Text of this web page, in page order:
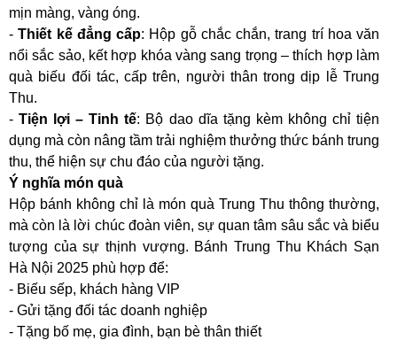
mịn màng, vàng óng.
-Thiết kế đẳng cấp: Hộp gỗ chắc chắn, trang trí hoa văn
nổi sắc sảo, kết hợp khóa vàng sang trọng – thích hợp làm
quà biếu đối tác, cấp trên, người thân trong dịp lễ Trung
Thu.
-Tiện lợi – Tinh tế: Bộ dao dĩa tặng kèm không chỉ tiện
dụng mà còn nâng tầm trải nghiệm thưởng thức bánh trung
thu, thể hiện sự chu đáo của người tặng.
Ý nghĩa món quà
Hộp bánh không chỉ là món quà Trung Thu thông thường,
mà còn là lời chúc đoàn viên, sự quan tâm sâu sắc và biểu
tượng của sự thịnh vượng. Bánh Trung Thu Khách Sạn
Hà Nội 2025 phù hợp để:
- Biếu sếp, khách hàng VIP
- Gửi tặng đối tác doanh nghiệp
- Tặng bố mẹ, gia đình, bạn bè thân thiết